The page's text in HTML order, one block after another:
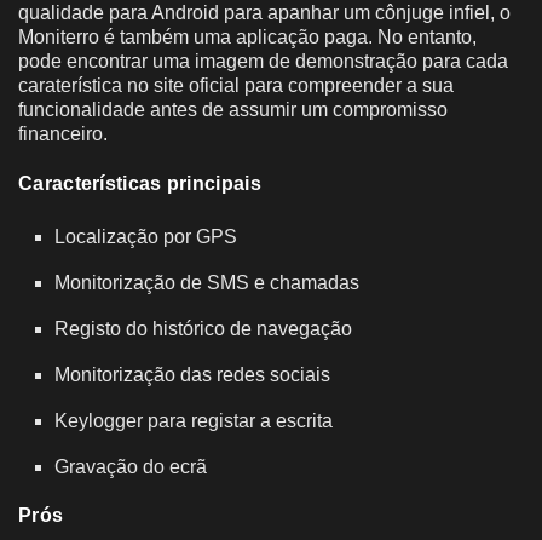
qualidade para Android para apanhar um cônjuge infiel, o
Moniterro é também uma aplicação paga. No entanto,
pode encontrar uma imagem de demonstração para cada
caraterística no site oficial para compreender a sua
funcionalidade antes de assumir um compromisso
financeiro.
Características principais
Localização por GPS
Monitorização de SMS e chamadas
Registo do histórico de navegação
Monitorização das redes sociais
Keylogger para registar a escrita
Gravação do ecrã
Prós